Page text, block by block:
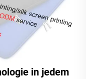
in jedem